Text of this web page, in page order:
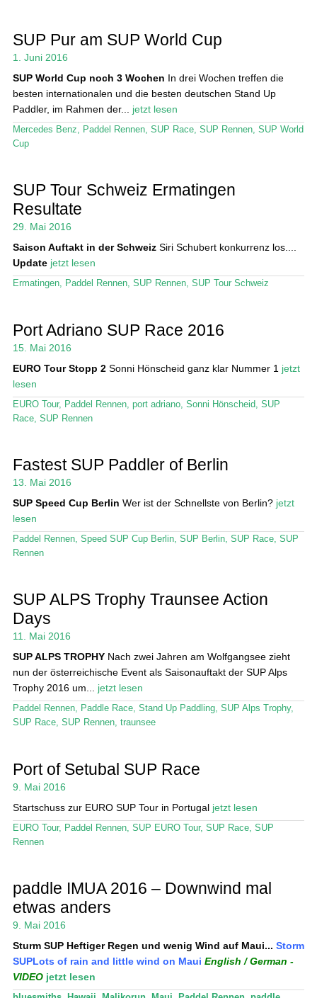
SUP Pur am SUP World Cup
1. Juni 2016
SUP World Cup noch 3 Wochen In drei Wochen treffen die
besten internationalen und die besten deutschen Stand Up
Paddler, im Rahmen der... jetzt lesen
Mercedes Benz, Paddel Rennen, SUP Race, SUP Rennen, SUP World
Cup
SUP Tour Schweiz Ermatingen
Resultate
29. Mai 2016
Saison Auftakt in der SchweizSiri Schubert konkurrenz los....
Update jetzt lesen
Ermatingen, Paddel Rennen, SUP Rennen, SUP Tour Schweiz
Port Adriano SUP Race 2016
15. Mai 2016
EURO Tour Stopp 2Sonni Hönscheid ganz klar Nummer 1 jetzt
lesen
EURO Tour, Paddel Rennen, port adriano, Sonni Hönscheid
SUP
Race, SUP Rennen
Fastest SUP Paddler of Berlin
13. Mai 2016
SUP Speed Cup Berlin Wer ist der Schnellste von Berlin? jetzt
lesen
Paddel Rennen, Speed SUP Cup Berlin, SUP Berlin, SUP Race, SUP
Rennen
SUP ALPS Trophy Traunsee Action
Days
11. Mai 2016
SUP ALPS TROPHYNach zwei Jahren am Wolfgangsee zieht
nun der österreichische Event als Saisonauftakt der SUP Alps
Trophy 2016 um... jetzt lesen
Paddel Rennen, Paddle Race, Stand Up Paddling, SUP Alps Trophy,
SUP Race, SUP Rennen, traunsee
Port of Setubal SUP Race
9. Mai 2016
Startschuss zur EURO SUP Tour in Portugal jetzt lesen
EURO Tour, Paddel Rennen, SUP EURO Tour, SUP Race, SUP
Rennen
paddle IMUA 2016 – Downwind mal
etwas anders
9. Mai 2016
Sturm SUP Heftiger Regen und wenig Wind auf Maui... Storm
SUPLots of rain and little wind on Maui English / German -
VIDEO jetzt lesen